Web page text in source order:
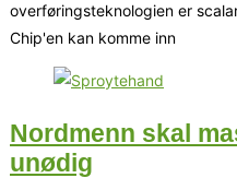
overføringsteknologien er
Chip'en kan komme inn
Nordmenn skal
unødig